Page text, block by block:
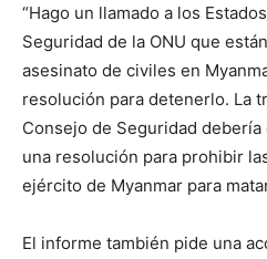
“Hago un llamado a los
Seguridad de la ONU que
asesinato de civiles en
resolución para detenerlo. La
Consejo de Seguridad
una resolución para prohibir
ejército de Myanmar para
El informe también pide una